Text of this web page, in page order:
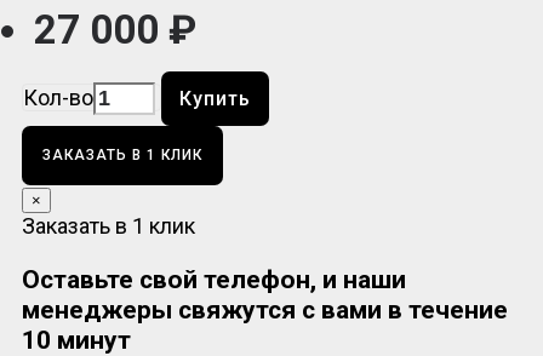
27 000 ₽
Кол-во Купить
ЗАКАЗАТЬ В 1 КЛИК
×
Заказать в 1 клик
Оставьте свой телефон, и наши
менеджеры свяжутся с вами в течение
10 минут